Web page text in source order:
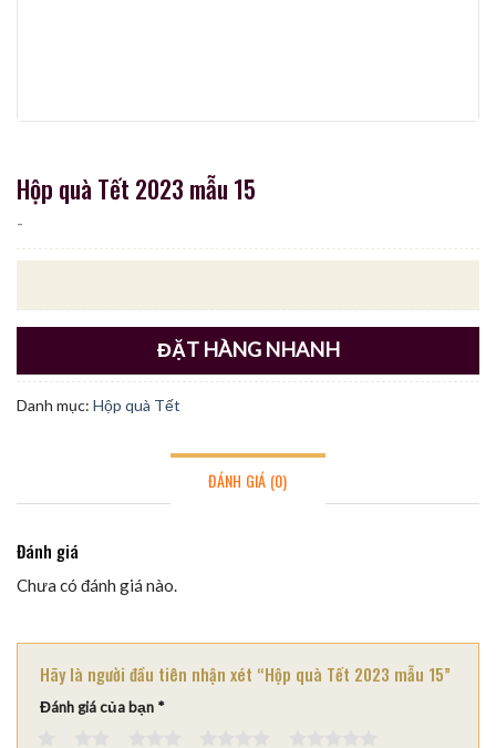
Hộp quà Tết 2023 mẫu 15
-
ĐẶT HÀNG NHANH
Danh mục: Hộp quà Tết
ĐÁNH GIÁ (0)
Đánh giá
Chưa có đánh giá nào.
Hãy là người đầu tiên nhận xét “Hộp quà Tết 2023 mẫu 15”
Đánh giá của bạn *